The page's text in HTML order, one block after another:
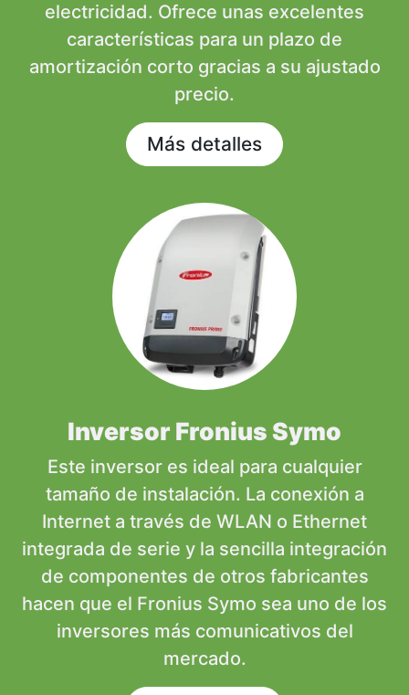
electricidad. Ofrece unas excelentes
características para un plazo de
amortización corto gracias a su ajustado
precio.
Más detalles
Inversor Fronius Symo
Este inversor es ideal para cualquier
tamaño de instalación. La conexión a
Internet a través de WLAN o Ethernet
integrada de serie y la sencilla integración
de componentes de otros fabricantes
hacen que el Fronius Symo sea uno de los
inversores más comunicativos del
mercado.